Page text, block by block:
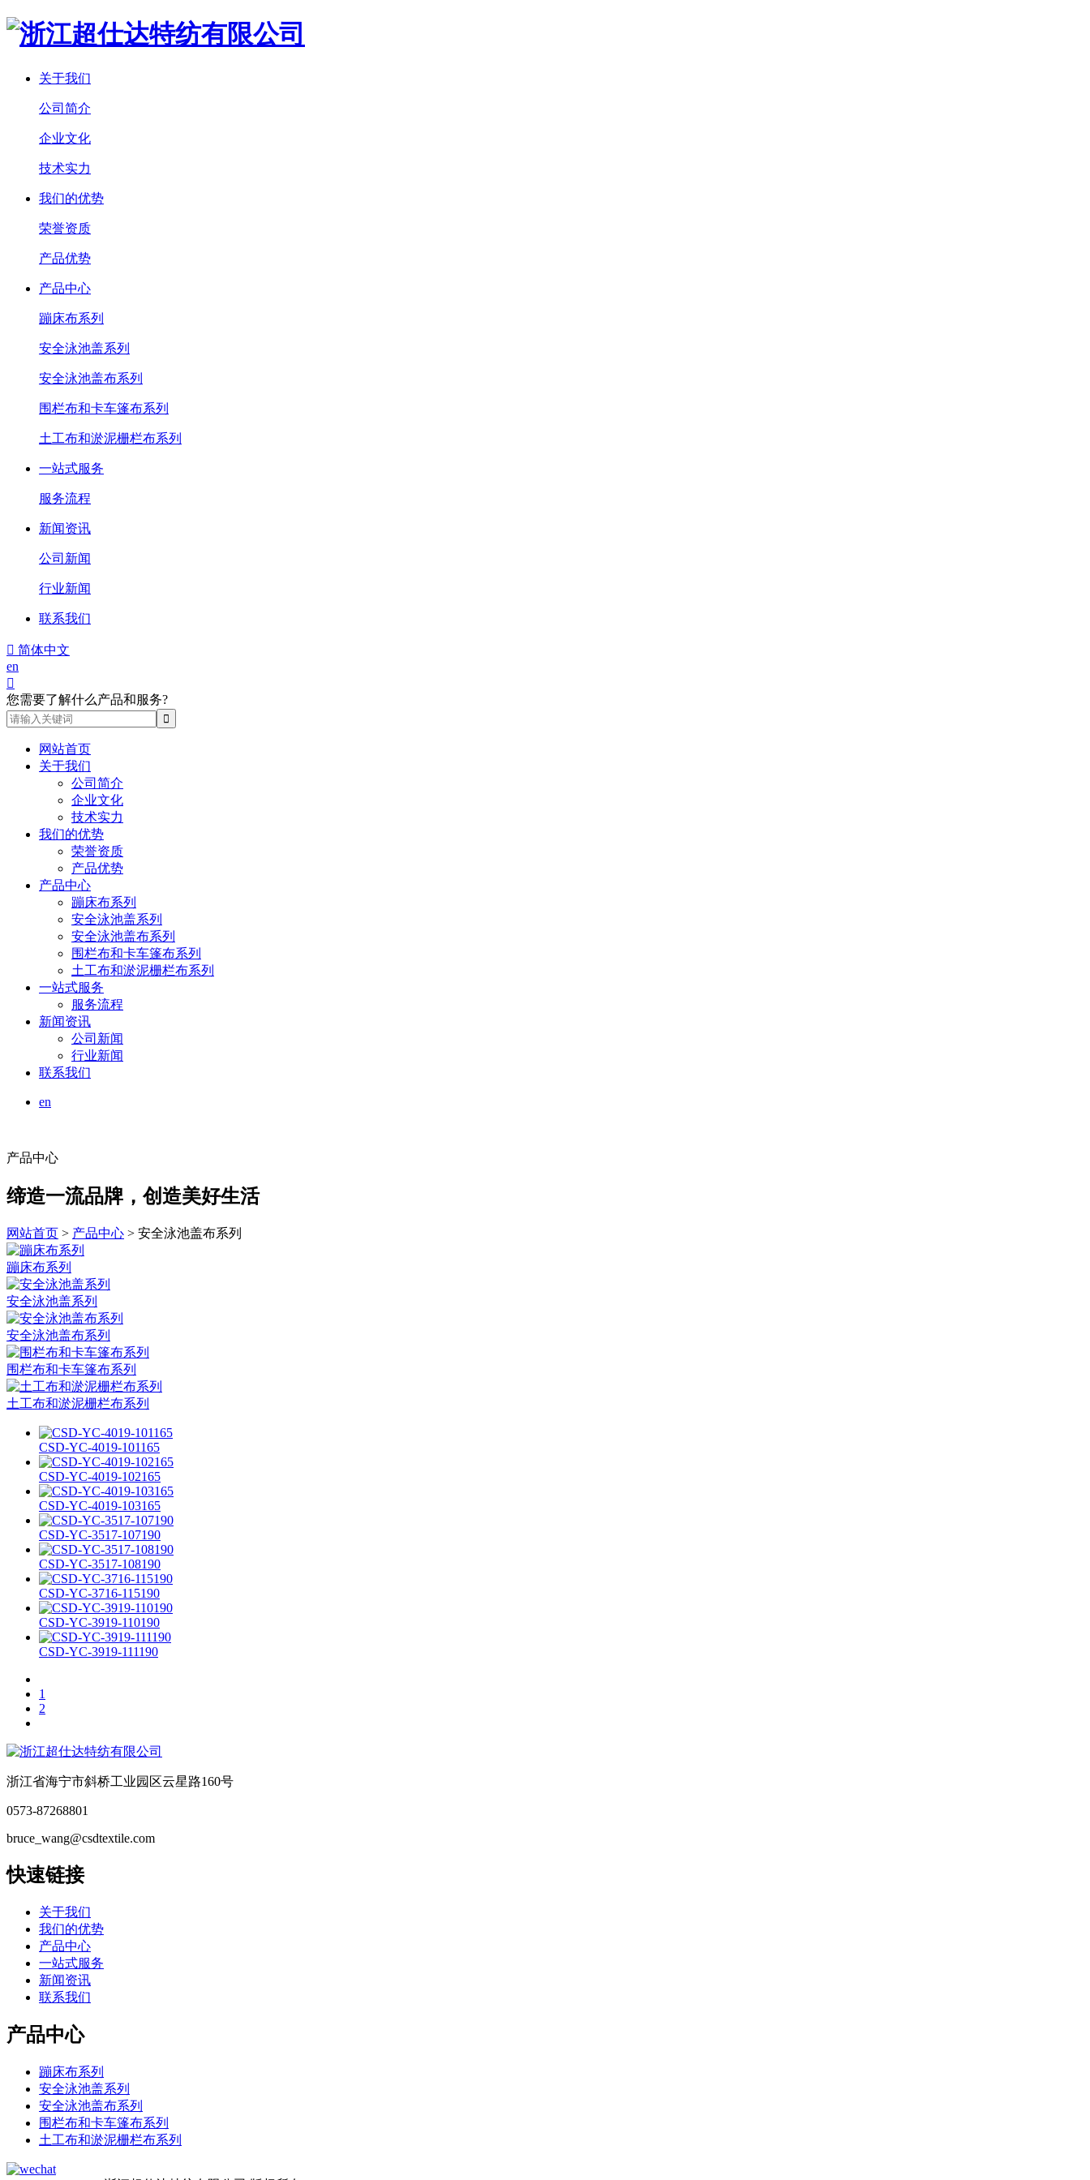
关于我们
公司简介
企业文化
技术实力
我们的优势
荣誉资质
产品优势
产品中心
蹦床布系列
安全泳池盖系列
安全泳池盖布系列
围栏布和卡车篷布系列
土工布和淤泥栅栏布系列
一站式服务
服务流程
新闻资讯
公司新闻
行业新闻
联系我们
 简体中文
en

您需要了解什么产品和服务?
网站首页
关于我们
公司简介
企业文化
技术实力
我们的优势
荣誉资质
产品优势
产品中心
蹦床布系列
安全泳池盖系列
安全泳池盖布系列
围栏布和卡车篷布系列
土工布和淤泥栅栏布系列
一站式服务
服务流程
新闻资讯
公司新闻
行业新闻
联系我们
en
产品中心
缔造一流品牌，创造美好生活
网站首页 > 产品中心 > 安全泳池盖布系列
蹦床布系列
安全泳池盖系列
安全泳池盖布系列
围栏布和卡车篷布系列
土工布和淤泥栅栏布系列
CSD-YC-4019-101165
CSD-YC-4019-102165
CSD-YC-4019-103165
CSD-YC-3517-107190
CSD-YC-3517-108190
CSD-YC-3716-115190
CSD-YC-3919-110190
CSD-YC-3919-111190
1
2
浙江省海宁市斜桥工业园区云星路160号
0573-87268801
bruce_wang@csdtextile.com
快速链接
关于我们
我们的优势
产品中心
一站式服务
新闻资讯
联系我们
产品中心
蹦床布系列
安全泳池盖系列
安全泳池盖布系列
围栏布和卡车篷布系列
土工布和淤泥栅栏布系列